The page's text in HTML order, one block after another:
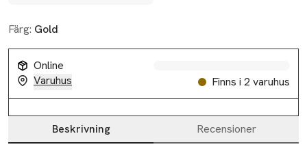
Färg: Gold
Online
Varuhus
Finns i 2 varuhus
Beskrivning Recensioner